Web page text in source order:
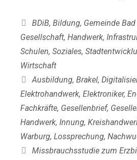
Kategorien
BDiB, Bildung, Gemeinde
Gesellschaft, Handwerk,
Schulen, Soziales,
Wirtschaft
Schlagwörter
Ausbildung, Brakel,
Elektrohandwerk, Elektroniker,
Fachkräfte, Gesellenbrief,
Handwerk, Innung,
Warburg, Lossprechung,
Missbrauchsstudie zum